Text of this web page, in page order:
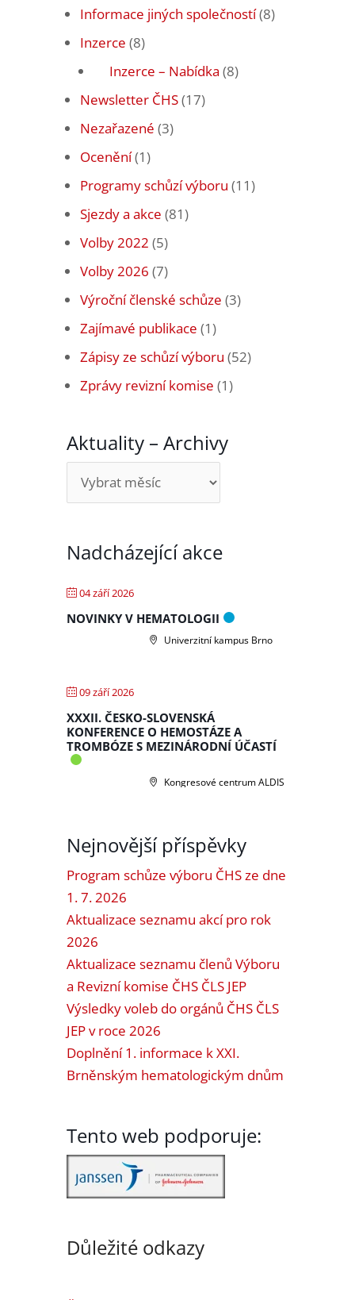
Informace jiných společností(8)
Inzerce (8)
Inzerce – Nabídka (8)
Newsletter ČHS(17)
Nezařazené (3)
Ocenění(1)
Programy schůzí výboru (11)
Sjezdy a akce (81)
Volby 2022 (5)
Volby 2026 (7)
Výroční členské schůze (3)
Zajímavé publikace (1)
Zápisy ze schůzí výboru (52)
Zprávy revizní komise (1)
Aktuality – Archivy
Nadcházející akce
04 září 2026
NOVINKY V HEMATOLOGII
Univerzitní kampus Brno
09 září 2026
XXXII. ČESKO-SLOVENSKÁ
KONFERENCE O HEMOSTÁZE A
TROMBÓZE S MEZINÁRODNÍ ÚČASTÍ
Kongresové centrum ALDIS
Nejnovější příspěvky
Program schůze výboru ČHS ze dne
1. 7. 2026
Aktualizace seznamu akcí pro rok
2026
Aktualizace seznamu členů Výboru
a Revizní komise ČHS ČLS JEP
Výsledky voleb do orgánů ČHS ČLS
JEP v roce 2026
Doplnění 1. informace k XXI.
Brněnským hematologickým dnům
Tento web podporuje:
Důležité odkazy